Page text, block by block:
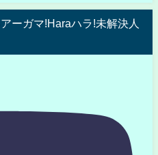
ーガマ!Haraハラ!未解決人